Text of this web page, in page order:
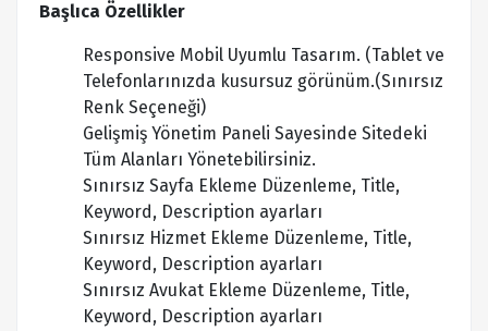
Başlıca Özellikler
Responsive Mobil Uyumlu Tasarım. (Tablet ve
Telefonlarınızda kusursuz görünüm.(Sınırsız
Renk Seçeneği)
Gelişmiş Yönetim Paneli Sayesinde Sitedeki
Tüm Alanları Yönetebilirsiniz.
Sınırsız Sayfa Ekleme Düzenleme, Title,
Keyword, Description ayarları
Sınırsız Hizmet Ekleme Düzenleme, Title,
Keyword, Description ayarları
Sınırsız Avukat Ekleme Düzenleme, Title,
Keyword, Description ayarları